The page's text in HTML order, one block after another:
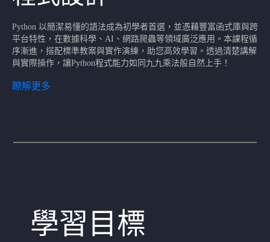
Python 以簡潔易懂的語法成為初學者首選，並憑藉豐富函式庫與跨
平台特性，在數據科學、AI、網路爬蟲等領域廣泛應用。本課程循
序漸進，搭配標準教案與實作演練，助您高效學習。透過清楚講解
與實際操作，讓Python程式能力如同九九乘法般自然上手！
瞭解更多
學習目標